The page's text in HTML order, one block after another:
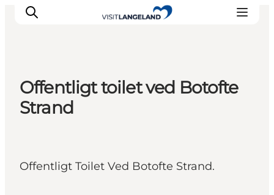
Oplevelser
Planlæg ferie
Offentligt toilet ved Botofte
Strand
Offentligt Toilet Ved Botofte Strand.